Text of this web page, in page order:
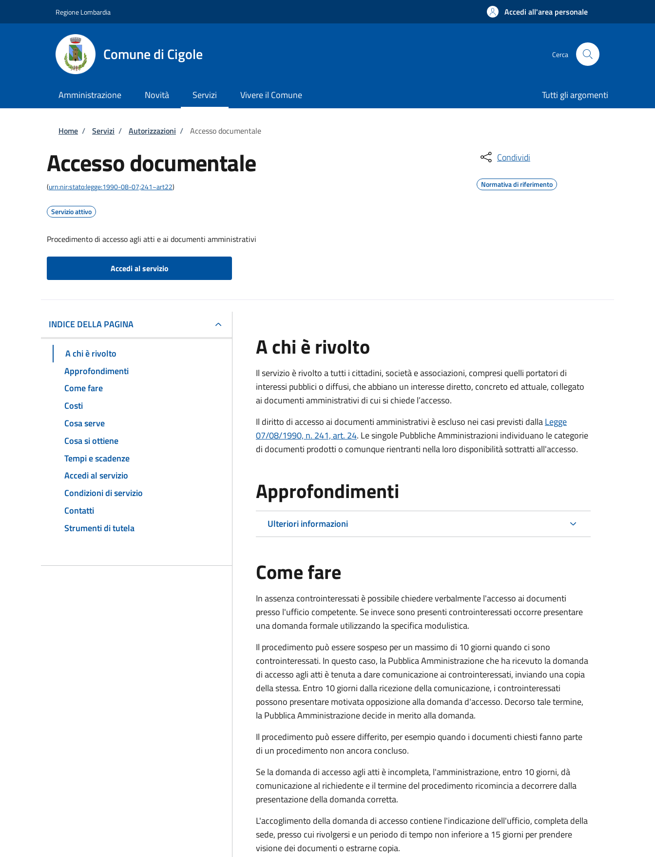
Regione Lombardia Accedi all'area personale
Comune di Cigole Cerca
Amministrazione Novità Servizi Vivere il Comune Tutti gli argomenti
Briciole di pane
Home / Servizi / Autorizzazioni / Accesso documentale
Accesso documentale
(urn:nir:stato:legge:1990-08-07;241~art22)
Servizio attivo
Procedimento di accesso agli atti e ai documenti amministrativi
Accedi al servizio
Condividi
Normativa di riferimento
INDICE DELLA PAGINA
A chi è rivolto
Approfondimenti
Come fare
Costi
Cosa serve
Cosa si ottiene
Tempi e scadenze
Accedi al servizio
Condizioni di servizio
Contatti
Strumenti di tutela
A chi è rivolto
Il servizio è rivolto a tutti i cittadini, società e associazioni, compresi quelli portatori di
interessi pubblici o diffusi, che abbiano un interesse diretto, concreto ed attuale, collegato
ai documenti amministrativi di cui si chiede l’accesso.
Il diritto di accesso ai documenti amministrativi è escluso nei casi previsti dallaLegge
07/08/1990, n. 241, art. 24. Le singole Pubbliche Amministrazioni individuano le categorie
di documenti prodotti o comunque rientranti nella loro disponibilità sottratti all'accesso.
Approfondimenti
Ulteriori informazioni
Come fare
In assenza controinteressati è possibile chiedere verbalmente l'accesso ai documenti
presso l'ufficio competente. Se invece sono presenti controinteressati occorre presentare
una domanda formale utilizzando la specifica modulistica.
Il procedimento può essere sospeso per un massimo di 10 giorni quando ci sono
controinteressati. In questo caso, la Pubblica Amministrazione che ha ricevuto la domanda
di accesso agli atti è tenuta a dare comunicazione ai controinteressati, inviando una copia
della stessa. Entro 10 giorni dalla ricezione della comunicazione, i controinteressati
possono presentare motivata opposizione alla domanda d'accesso. Decorso tale termine,
la Pubblica Amministrazione decide in merito alla domanda.
Il procedimento può essere differito, per esempio quando i documenti chiesti fanno parte
di un procedimento non ancora concluso.
Se la domanda di accesso agli atti è incompleta, l'amministrazione, entro 10 giorni, dà
comunicazione al richiedente e il termine del procedimento ricomincia a decorrere dalla
presentazione della domanda corretta.
L'accoglimento della domanda di accesso contiene l'indicazione dell'ufficio, completa della
sede, presso cui rivolgersi e un periodo di tempo non inferiore a 15 giorni per prendere
visione dei documenti o estrarne copia.